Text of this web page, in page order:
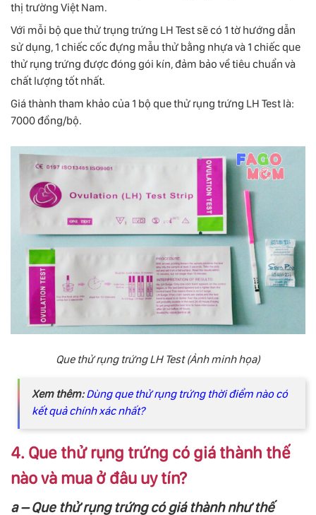
thị trường Việt Nam.
Với mỗi bộ que thử trụng trứng LH Test sẽ có 1 tờ hướng dẫn
sử dụng, 1 chiếc cốc đựng mẫu thử bằng nhựa và 1 chiếc que
thử rụng trứng được đóng gói kín, đảm bảo về tiêu chuẩn và
chất lượng tốt nhất.
Giá thành tham khảo của 1 bộ que thử rụng trứng LH Test là:
7000 đồng/bộ.
Que thử rụng trứng LH Test (Ảnh minh họa)
Xem thêm:Dùng que thử rụng trứng thời điểm nào có
kết quả chính xác nhất?
4. Que thử rụng trứng có giá thành thế
nào và mua ở đâu uy tín?
a – Que thử rụng trứng có giá thành như thế